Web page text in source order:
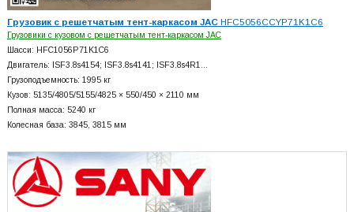
Грузовик с решетчатым тент-каркасом JACHFC5056CCYP71K1C6
Грузовики с кузовом с решетчатым тент-каркасом JAC
Шасси: HFC1056P71K1C6
Двигатель: ISF3.8s4154; ISF3.8s4141; ISF3.8s4R1…
Грузоподъемность: 1995 кг
Кузов: 5135/4805/5155/4825 × 550/450 × 2110 мм
Полная масса: 5240 кг
Колесная база: 3845, 3815 мм